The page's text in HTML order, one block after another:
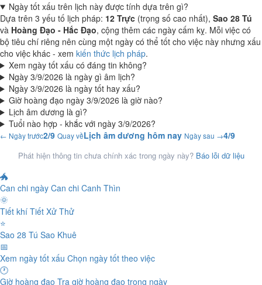
Ngày tốt xấu trên lịch này được tính dựa trên gì?
Dựa trên 3 yếu tố lịch pháp: 12 Trực (trọng số cao nhất), Sao 28 Tú
và Hoàng Đạo - Hắc Đạo, cộng thêm các ngày cấm kỵ. Mỗi việc có
bộ tiêu chí riêng nên cùng một ngày có thể tốt cho việc này nhưng xấu
cho việc khác - xem kiến thức lịch pháp.
Xem ngày tốt xấu có đáng tin không?
Ngày 3/9/2026 là ngày gì âm lịch?
Ngày 3/9/2026 là ngày tốt hay xấu?
Giờ hoàng đạo ngày 3/9/2026 là giờ nào?
Lịch âm dương là gì?
Tuổi nào hợp - khắc với ngày 3/9/2026?
← Ngày trước2/9 Quay vềLịch âm dương hôm nay Ngày sau →4/9
Phát hiện thông tin chưa chính xác trong ngày này? Báo lỗi dữ liệu
🐲
Can chi ngày Can chi Canh Thìn
🌞
Tiết khí Tiết Xử Thử
⭐
Sao 28 Tú Sao Khuê
📅
Xem ngày tốt xấu Chọn ngày tốt theo việc
🕐
Giờ hoàng đạo Tra giờ hoàng đạo trong ngày